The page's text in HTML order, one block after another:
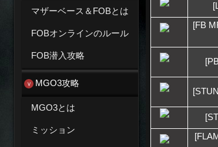
[FB
マザーベース＆FOBとは
FOBオンラインのルール
FOB潜入攻略
MGO3攻略
MGO3とは
ミッション